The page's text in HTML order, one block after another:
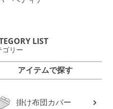
LIST
ゴリー
アイテムで探す
掛け布団カバー